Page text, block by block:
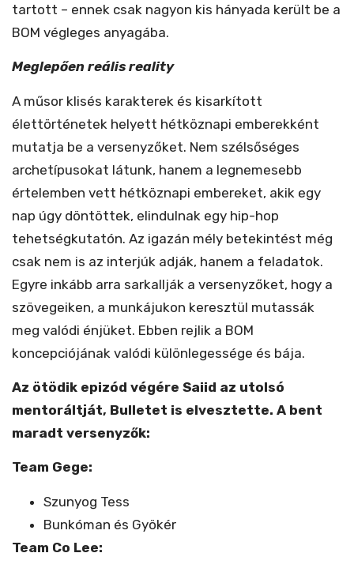
tartott – ennek csak nagyon kis hányada került be a
BOM végleges anyagába.
Meglepően reális reality
A műsor klisés karakterek és kisarkított
élettörténetek helyett hétköznapi emberekként
mutatja be a versenyzőket. Nem szélsőséges
archetípusokat látunk, hanem a legnemesebb
értelemben vett hétköznapi embereket, akik egy
nap úgy döntöttek, elindulnak egy hip-hop
tehetségkutatón. Az igazán mély betekintést még
csak nem is az interjúk adják, hanem a feladatok.
Egyre inkább arra sarkallják a versenyzőket, hogy a
szövegeiken, a munkájukon keresztül mutassák
meg valódi énjüket. Ebben rejlik a BOM
koncepciójának valódi különlegessége és bája.
Az ötödik epizód végére Saiid az utolsó
mentoráltját, Bulletet is elvesztette. A bent
maradt versenyzők:
Team Gege:
Szunyog Tess
Bunkóman és Gyökér
Team Co Lee: